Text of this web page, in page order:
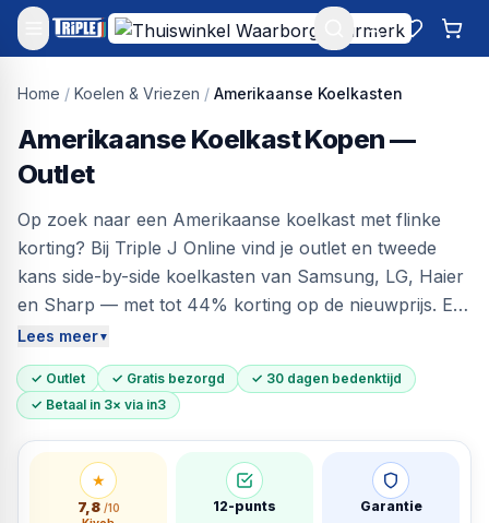
Mijn account
Home / Koelen & Vriezen / Amerikaanse Koelkasten
Amerikaanse Koelkast Kopen —
Outlet
Op zoek naar een Amerikaanse koelkast met flinke
korting? Bij Triple J Online vind je outlet en tweede
kans side-by-side koelkasten van Samsung, LG, Haier
en Sharp — met tot 44% korting op de nieuwprijs. Elk
model is technisch gecontroleerd op koelprestaties,
No Frost systeem en afdichtingen. Direct leverbaar uit
ons magazijn in Dokkum, gratis bezorgd aan huis en
30 dagen bedenktijd. Een Samsung of LG van €2.000
nieuw? Bij ons al vanaf €1.100.
Lees meer▼
✓ Outlet ✓ Gratis bezorgd
✓ 30 dagen bedenktijd
✓ Betaal in 3× via in3
★
7,8/10
12-punts Garantie